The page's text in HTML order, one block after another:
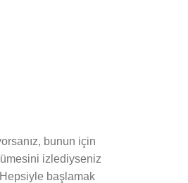
bunun için
izlediyseniz
başlamak